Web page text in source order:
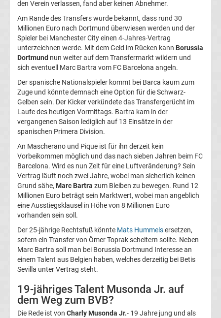
Conference
League
Premier
League
La
Liga
Serie
A
Türk.
Süper
Lig
Fußball
den Verein verlassen, fand aber keinen Abnehmer.
Am Rande des Transfers wurde bekannt, dass rund 30
Millionen Euro nach Dortmund überwiesen werden und der
Spieler bei Manchester City einen 4-Jahres-Vertrag
unterzeichnen werde. Mit dem Geld im Rücken kann Borussia
Dortmund nun weiter auf dem Transfermarkt wildern und
sich eventuell Marc Bartra vom FC Barcelona angeln.
Der spanische Nationalspieler kommt bei Barca kaum zum
Zuge und könnte demnach eine Option für die Schwarz-
Gelben sein. Der Kicker verkündete das Transfergerücht im
Laufe des heutigen Vormittags. Bartra kam in der
vergangenen Saison lediglich auf 13 Einsätze in der
spanischen Primera Division.
An Mascherano und Pique ist für ihn derzeit kein
Vorbeikommen möglich und das nach sieben Jahren beim FC
Barcelona. Wird es nun Zeit für eine Luftveränderung? Sein
Vertrag läuft noch zwei Jahre, wobei man sicherlich keinen
Grund sähe, Marc Bartra zum Bleiben zu bewegen. Rund 12
Millionen Euro beträgt sein Marktwert, wobei man angeblich
eine Ausstiegsklausel in Höhe von 8 Millionen Euro
vorhanden sein soll.
Der 25-jährige Rechtsfuß könnte Mats Hummelsersetzen,
sofern ein Transfer von Ömer Toprak scheitern sollte. Neben
Marc Bartra soll man bei Borussia Dortmund Interesse an
einem Talent aus Belgien haben, welches derzeitig bei Betis
Sevilla unter Vertrag steht.
19-jähriges Talent Musonda Jr. auf
dem Weg zum BVB?
Die Rede ist von Charly Musonda Jr.- 19 Jahre jung und als